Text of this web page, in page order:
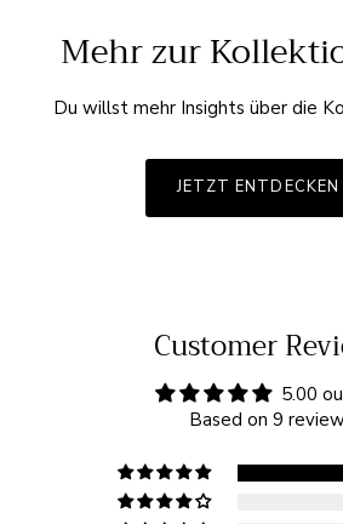
Mehr zur
Du willst mehr Insights über die
JETZT
Customer
5.00
Based on 9